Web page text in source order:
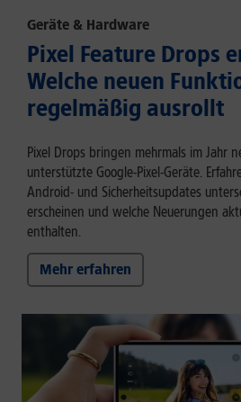
Geräte & Hardware
Pixel Feature Drops
Welche neuen
regelmäßig ausrollt
Pixel Drops bringen mehrmals im Jahr
unterstützte Google-Pixel-Geräte.
Android- und Sicherheitsupdates
erscheinen und welche Neuerungen
enthalten.
Mehr erfahren